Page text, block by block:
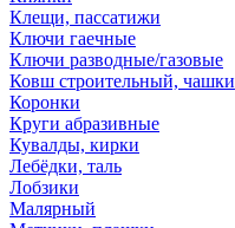
Клещи, пассатижи
Ключи гаечные
Ключи разводные/газовые
Ковш строительный, чашки
Коронки
Круги абразивные
Кувалды, кирки
Лебёдки, таль
Лобзики
Малярный